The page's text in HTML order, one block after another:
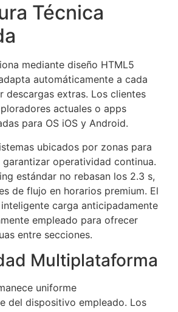
Técnica
mediante diseño HTML5
automáticamente a cada
descargas extras. Los clientes
actuales o apps
para OS iOS y Android.
ubicados por zonas para
operatividad continua.
estándar no rebasan los 2.3 s,
de flujo en horarios premium. El
carga anticipadamente
empleado para ofrecer
entre secciones.
Multiplataforma
uniforme
del dispositivo empleado. Los